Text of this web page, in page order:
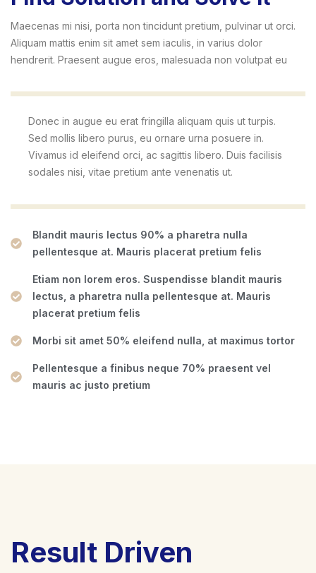
Maecenas mi nisi, porta non tincidunt pretium, pulvinar ut orci.
Aliquam mattis enim sit amet sem iaculis, in varius dolor
hendrerit. Praesent augue eros, malesuada non volutpat eu
Donec in augue eu erat fringilla aliquam quis ut turpis.
Sed mollis libero purus, eu ornare urna posuere in.
Vivamus id eleifend orci, ac sagittis libero. Duis facilisis
sodales nisi, vitae pretium ante venenatis ut.
Blandit mauris lectus 90% a pharetra nulla
pellentesque at. Mauris placerat pretium felis
Etiam non lorem eros. Suspendisse blandit mauris
lectus, a pharetra nulla pellentesque at. Mauris
placerat pretium felis
Morbi sit amet 50% eleifend nulla, at maximus tortor
Pellentesque a finibus neque 70% praesent vel
mauris ac justo pretium
Result Driven